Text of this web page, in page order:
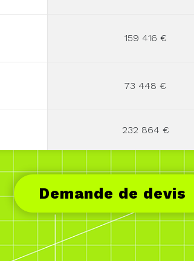
159 416 €
73 448 €
232 864 €
Demande de devis